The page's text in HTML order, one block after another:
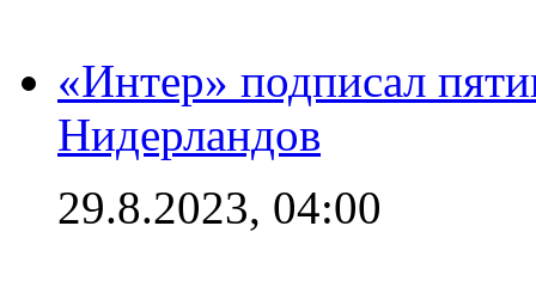
«Интер» подписал
Нидерландов
29.8.2023, 04:00